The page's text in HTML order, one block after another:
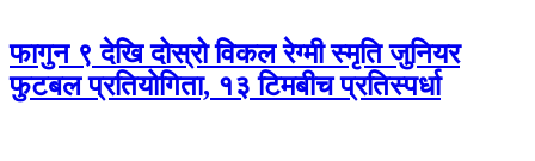
फागुन ९ देखि दोस्रो विकल रेग्मी स्मृति जुनियर
फुटबल प्रतियोगिता, १३ टिमबीच प्रतिस्पर्धा